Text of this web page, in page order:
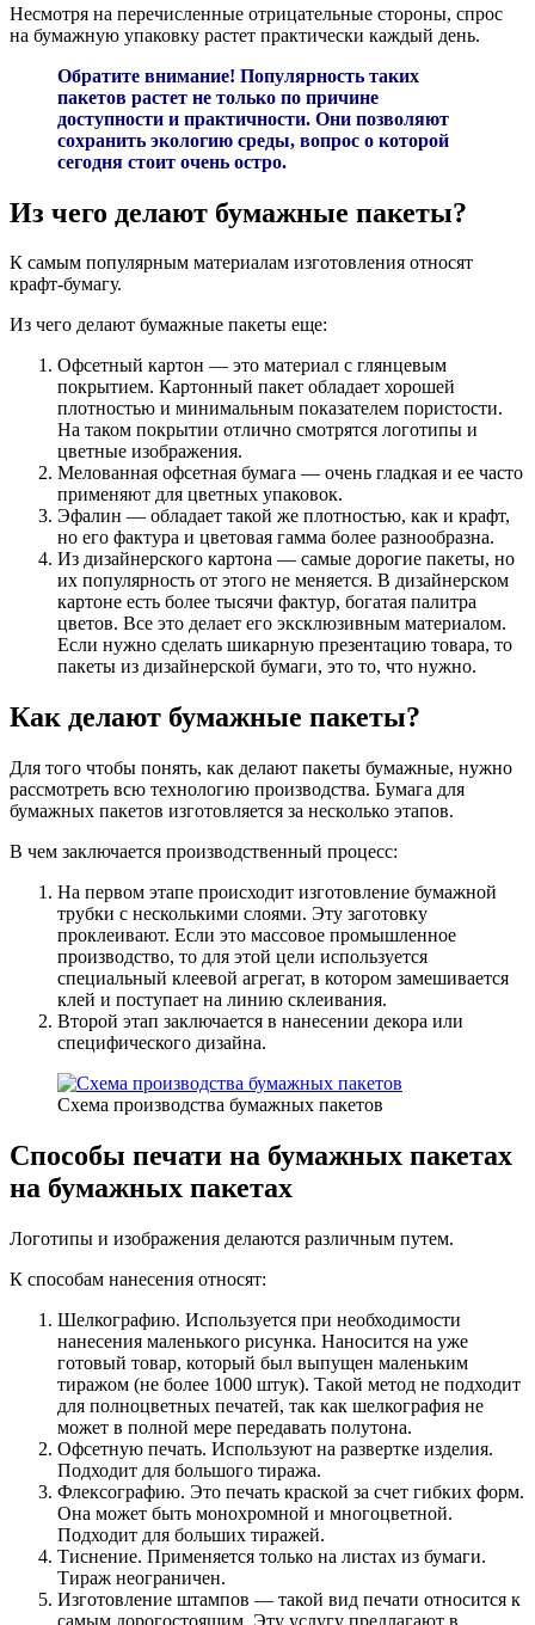
Несмотря на перечисленные отрицательные стороны, спрос
на бумажную упаковку растет практически каждый день.
Обратите внимание! Популярность таких
пакетов растет не только по причине
доступности и практичности. Они позволяют
сохранить экологию среды, вопрос о которой
сегодня стоит очень остро.
Из чего делают бумажные пакеты?
К самым популярным материалам изготовления относят
крафт-бумагу.
Из чего делают бумажные пакеты еще:
Офсетный картон — это материал с глянцевым
покрытием. Картонный пакет обладает хорошей
плотностью и минимальным показателем пористости.
На таком покрытии отлично смотрятся логотипы и
цветные изображения.
Мелованная офсетная бумага — очень гладкая и ее часто
применяют для цветных упаковок.
Эфалин — обладает такой же плотностью, как и крафт,
но его фактура и цветовая гамма более разнообразна.
Из дизайнерского картона — самые дорогие пакеты, но
их популярность от этого не меняется. В дизайнерском
картоне есть более тысячи фактур, богатая палитра
цветов. Все это делает его эксклюзивным материалом.
Если нужно сделать шикарную презентацию товара, то
пакеты из дизайнерской бумаги, это то, что нужно.
Как делают бумажные пакеты?
Для того чтобы понять, как делают пакеты бумажные, нужно
рассмотреть всю технологию производства. Бумага для
бумажных пакетов изготовляется за несколько этапов.
В чем заключается производственный процесс:
На первом этапе происходит изготовление бумажной
трубки с несколькими слоями. Эту заготовку
проклеивают. Если это массовое промышленное
производство, то для этой цели используется
специальный клеевой агрегат, в котором замешивается
клей и поступает на линию склеивания.
Второй этап заключается в нанесении декора или
специфического дизайна.
Схема производства бумажных пакетов
Способы печати на бумажных пакетах
на бумажных пакетах
Логотипы и изображения делаются различным путем.
К способам нанесения относят:
Шелкографию. Используется при необходимости
нанесения маленького рисунка. Наносится на уже
готовый товар, который был выпущен маленьким
тиражом (не более 1000 штук). Такой метод не подходит
для полноцветных печатей, так как шелкография не
может в полной мере передавать полутона.
Офсетную печать. Используют на развертке изделия.
Подходит для большого тиража.
Флексографию. Это печать краской за счет гибких форм.
Она может быть монохромной и многоцветной.
Подходит для больших тиражей.
Тиснение. Применяется только на листах из бумаги.
Тираж неограничен.
Изготовление штампов — такой вид печати относится к
самым дорогостоящим. Эту услугу предлагают в